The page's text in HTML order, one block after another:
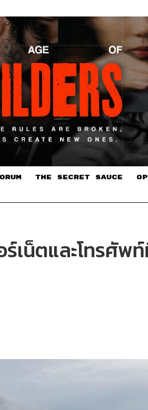
THE SECRET SAUCE​
น็ตและโทรศัพ